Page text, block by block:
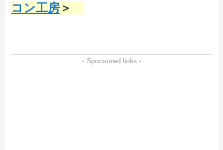
コン工房 ＞
- Sponsored links -